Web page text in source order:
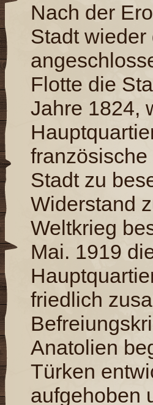
Nach der
Stadt
Flotte die
Jahre 1824,
Stadt zu
Widerstand
Weltkrieg
Mai. 1919
friedlich
Anatolien
Türken
aufgehoben